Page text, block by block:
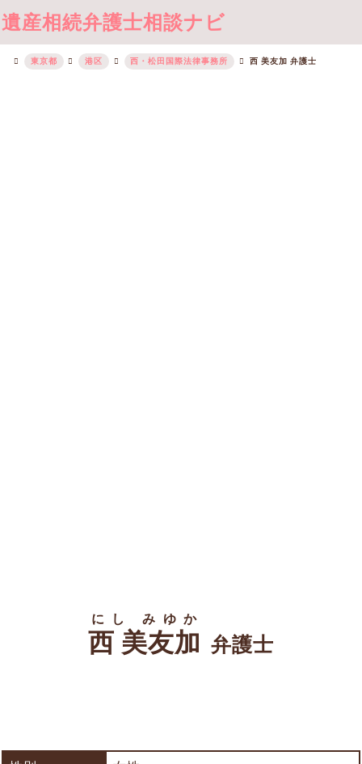
遺産相続弁護士相談ナビ
東京都 港区 西・松田国際法律事務所 西 美友加 弁護士
西 美友加
にし みゆか
弁護士